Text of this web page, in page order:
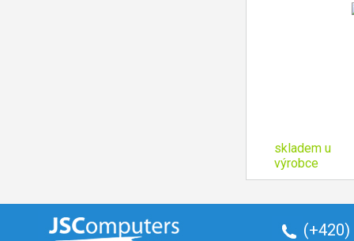
skladem u
výrobce
(+420)